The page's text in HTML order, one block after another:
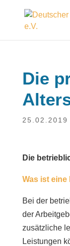
Die
25.02.2019
Die
Was ist
Bei der
der
zusätzliche
Leistungen